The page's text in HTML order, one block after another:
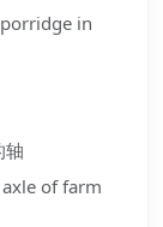
in
轴
of farm